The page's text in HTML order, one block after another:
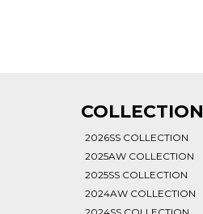
COLLECTION
2026SS COLLECTION
2025AW COLLECTION
2025SS COLLECTION
2024AW COLLECTION